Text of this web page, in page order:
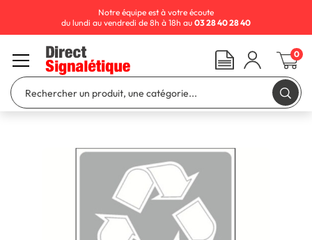
Notre équipe est à votre écoute
du lundi au vendredi de 8h à 18h au 03 28 40 28 40
0